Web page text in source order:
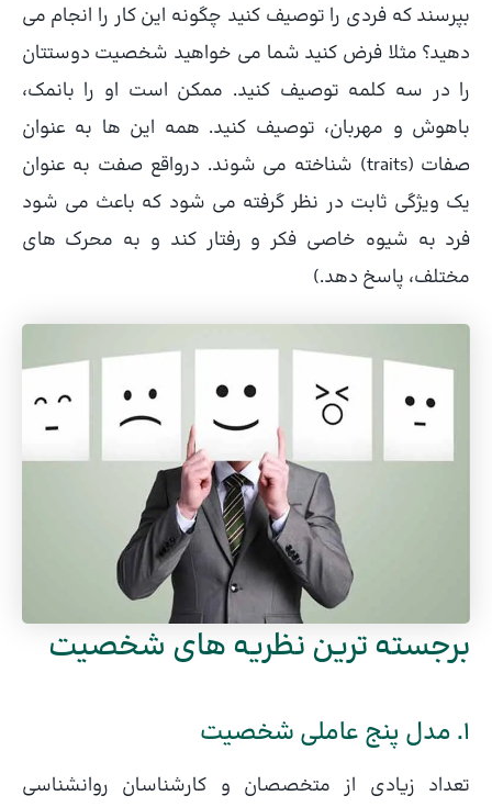
بپرسند که فردی را توصیف کنید چگونه این کار را انجام می
دهید؟ مثلا فرض کنید شما می خواهید شخصیت دوستتان
را در سه کلمه توصیف کنید. ممکن است او را بانمک،
باهوش و مهربان، توصیف کنید. همه این ها به عنوان
صفات (traits) شناخته می شوند. درواقع صفت به عنوان
یک ویژگی ثابت در نظر گرفته می شود که باعث می شود
فرد به شیوه خاصی فکر و رفتار کند و به محرک های
مختلف، پاسخ دهد.)
برجسته ترین نظریه های شخصیت
1. مدل پنج عاملی شخصیت
تعداد زیادی از متخصصان و کارشناسان روانشناسی